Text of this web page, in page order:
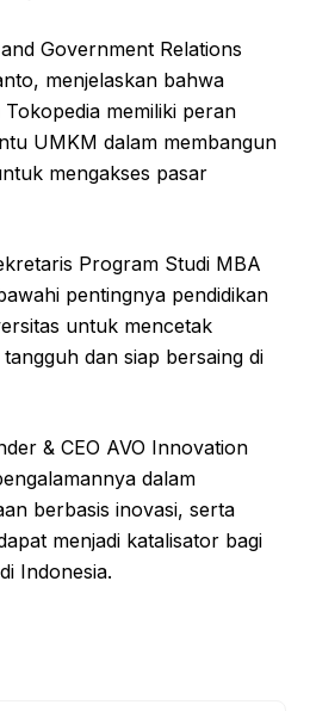
Government Relations
menjelaskan bahwa
memiliki peran
UMKM dalam membangun
mengakses pasar
Program Studi MBA
pentingnya pendidikan
untuk mencetak
dan siap bersaing di
& CEO AVO Innovation
dalam
berbasis inovasi, serta
menjadi katalisator bagi
Indonesia.